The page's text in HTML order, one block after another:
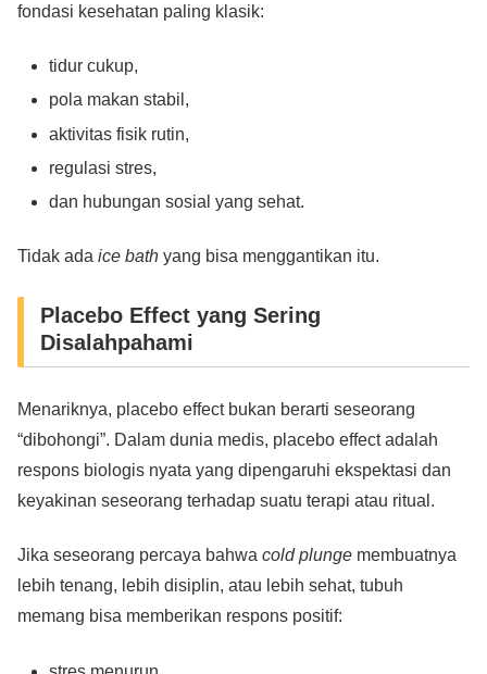
fondasi kesehatan paling klasik:
tidur cukup,
pola makan stabil,
aktivitas fisik rutin,
regulasi stres,
dan hubungan sosial yang sehat.
Tidak ada ice bath yang bisa menggantikan itu.
Placebo Effect yang Sering
Disalahpahami
Menariknya, placebo effect bukan berarti seseorang
“dibohongi”. Dalam dunia medis, placebo effect adalah
respons biologis nyata yang dipengaruhi ekspektasi dan
keyakinan seseorang terhadap suatu terapi atau ritual.
Jika seseorang percaya bahwa cold plunge membuatnya
lebih tenang, lebih disiplin, atau lebih sehat, tubuh
memang bisa memberikan respons positif: